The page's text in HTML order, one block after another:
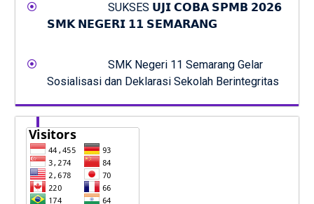
SUKSES 𝗨𝗝𝗜 𝗖𝗢𝗕𝗔 𝗦𝗣𝗠𝗕 𝟮𝟬𝟮𝟲
𝗦𝗠𝗞 𝗡𝗘𝗚𝗘𝗥𝗜 𝟭𝟭 𝗦𝗘𝗠𝗔𝗥𝗔𝗡𝗚
SMK Negeri 11 Semarang Gelar
Sosialisasi dan Deklarasi Sekolah Berintegritas